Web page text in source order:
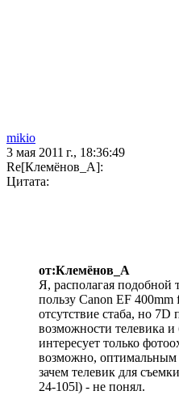
mikio
3 мая 2011 г., 18:36:49
Re[Клемёнов_А]:
Цитата:
от:Клемёнов_А
Я, располагая подобной
пользу Canon EF
отсутствие стаба, но 7D
возможности телевика
интересует только
возможно, оптимальным
зачем телевик для
24-105l) - не понял.